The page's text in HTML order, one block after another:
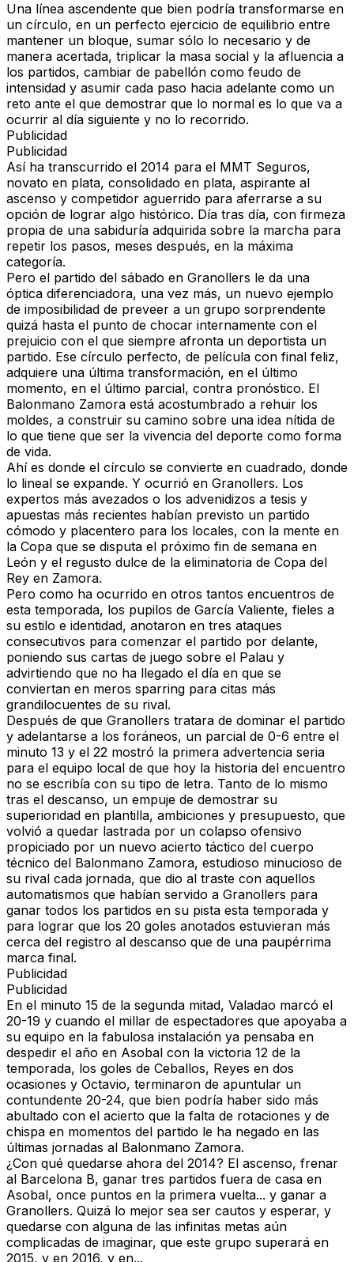
Una línea ascendente que bien podría transformarse en
un círculo, en un perfecto ejercicio de equilibrio entre
mantener un bloque, sumar sólo lo necesario y de
manera acertada, triplicar la masa social y la afluencia a
los partidos, cambiar de pabellón como feudo de
intensidad y asumir cada paso hacia adelante como un
reto ante el que demostrar que lo normal es lo que va a
ocurrir al día siguiente y no lo recorrido.
Publicidad
Publicidad
Así ha transcurrido el 2014 para el MMT Seguros,
novato en plata, consolidado en plata, aspirante al
ascenso y competidor aguerrido para aferrarse a su
opción de lograr algo histórico. Día tras día, con firmeza
propia de una sabiduría adquirida sobre la marcha para
repetir los pasos, meses después, en la máxima
categoría.
Pero el partido del sábado en Granollers le da una
óptica diferenciadora, una vez más, un nuevo ejemplo
de imposibilidad de preveer a un grupo sorprendente
quizá hasta el punto de chocar internamente con el
prejuicio con el que siempre afronta un deportista un
partido. Ese círculo perfecto, de película con final feliz,
adquiere una última transformación, en el último
momento, en el último parcial, contra pronóstico. El
Balonmano Zamora está acostumbrado a rehuir los
moldes, a construir su camino sobre una idea nítida de
lo que tiene que ser la vivencia del deporte como forma
de vida.
Ahí es donde el círculo se convierte en cuadrado, donde
lo lineal se expande. Y ocurrió en Granollers. Los
expertos más avezados o los advenidizos a tesis y
apuestas más recientes habían previsto un partido
cómodo y placentero para los locales, con la mente en
la Copa que se disputa el próximo fin de semana en
León y el regusto dulce de la eliminatoria de Copa del
Rey en Zamora.
Pero como ha ocurrido en otros tantos encuentros de
esta temporada, los pupilos de García Valiente, fieles a
su estilo e identidad, anotaron en tres ataques
consecutivos para comenzar el partido por delante,
poniendo sus cartas de juego sobre el Palau y
advirtiendo que no ha llegado el día en que se
conviertan en meros sparring para citas más
grandilocuentes de su rival.
Después de que Granollers tratara de dominar el partido
y adelantarse a los foráneos, un parcial de 0-6 entre el
minuto 13 y el 22 mostró la primera advertencia seria
para el equipo local de que hoy la historia del encuentro
no se escribía con su tipo de letra. Tanto de lo mismo
tras el descanso, un empuje de demostrar su
superioridad en plantilla, ambiciones y presupuesto, que
volvió a quedar lastrada por un colapso ofensivo
propiciado por un nuevo acierto táctico del cuerpo
técnico del Balonmano Zamora, estudioso minucioso de
su rival cada jornada, que dio al traste con aquellos
automatismos que habían servido a Granollers para
ganar todos los partidos en su pista esta temporada y
para lograr que los 20 goles anotados estuvieran más
cerca del registro al descanso que de una paupérrima
marca final.
Publicidad
Publicidad
En el minuto 15 de la segunda mitad, Valadao marcó el
20-19 y cuando el millar de espectadores que apoyaba a
su equipo en la fabulosa instalación ya pensaba en
despedir el año en Asobal con la victoria 12 de la
temporada, los goles de Ceballos, Reyes en dos
ocasiones y Octavio, terminaron de apuntular un
contundente 20-24, que bien podría haber sido más
abultado con el acierto que la falta de rotaciones y de
chispa en momentos del partido le ha negado en las
últimas jornadas al Balonmano Zamora.
¿Con qué quedarse ahora del 2014? El ascenso, frenar
al Barcelona B, ganar tres partidos fuera de casa en
Asobal, once puntos en la primera vuelta... y ganar a
Granollers. Quizá lo mejor sea ser cautos y esperar, y
quedarse con alguna de las infinitas metas aún
complicadas de imaginar, que este grupo superará en
2015, y en 2016, y en...